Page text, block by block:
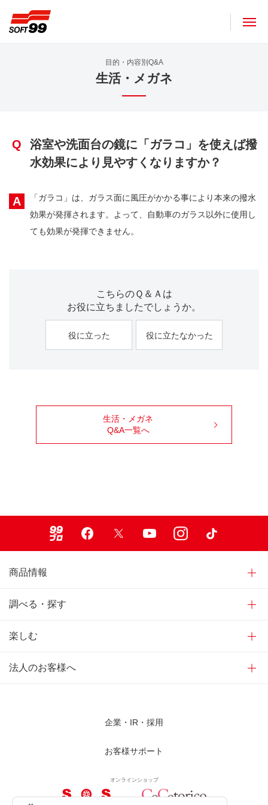
目的・内容別Q&A
生活・メガネ
Q
浴室や洗面台の鏡に「ガラコ」を使えば撥
水効果により見やすくなりますか？
A
「ガラコ」は、ガラス面に風圧がかかる事により本来の撥水
効果が発揮されます。よって、自動車のガラス以外に使用し
ても効果が発揮できません。
こちらのＱ＆Ａは
お役に立ちましたでしょうか。
役に立った 役に立たなかった
生活・メガネ
Q&A一覧へ
商品情報
調べる・探す
楽しむ
法人のお客様へ
企業・IR・採用
お客様サポート
オンラインショップ